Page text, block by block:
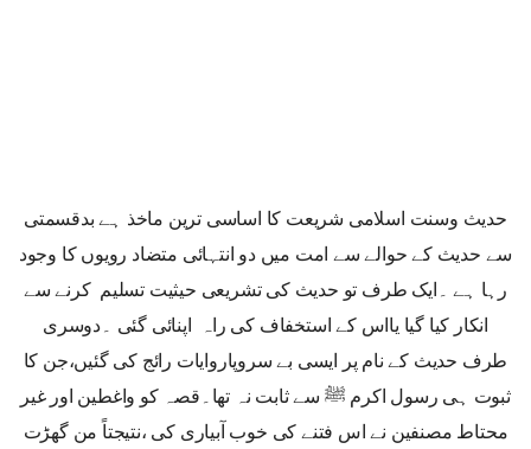
حدیث وسنت اسلامی شریعت کا اساسی ترین ماخذ ہے بدقسمتی
سے حدیث کے حوالے سے امت میں دو انتہائی متضاد رویوں کا وجود
رہا ہے ۔ایک طرف تو حدیث کی تشریعی حیثیت تسلیم کرنے سے
انکار کیا گیا یااس کے استخفاف کی راہ اپنائی گئی ۔دوسری
طرف حدیث کے نام پر ایسی بے سروپاروایات رائج کی گئیں،جن کا
ثبوت ہی رسول اکرم ﷺ سے ثابت نہ تھا۔قصہ کو واغطین اور غیر
محتاط مصنفین نے اس فتنے کی خوب آبیاری کی ،نتیجتاً من گھڑت